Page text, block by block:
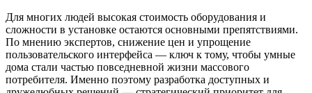
Для многих людей высокая стоимость оборудования и
сложности в установке остаются основными препятствиями.
По мнению экспертов, снижение цен и упрощение
пользовательского интерфейса — ключ к тому, чтобы умные
дома стали частью повседневной жизни массового
потребителя. Именно поэтому разработка доступных и